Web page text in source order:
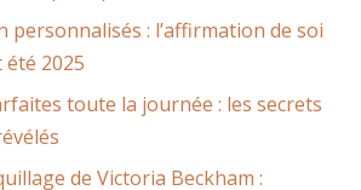
personnalisés : l’affirmation de soi
2025
toute la journée : les secrets
de Victoria Beckham :